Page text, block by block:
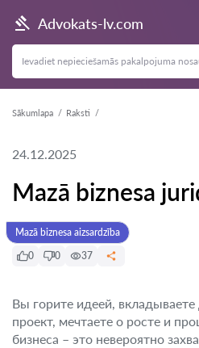
Advokats-lv.com
Sākumlapa Raksti
24.12.2025
Mazā biznesa
Mazā biznesa aizsardzība
0
0 37
Вы горите идеей,
проект, мечтаете о росте и
бизнеса – это невероятно